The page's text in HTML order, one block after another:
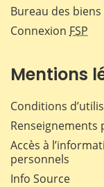
Bureau des
Connexion FSP
Mentions
Conditions
Renseignements
Accès à
personnels
Info Source